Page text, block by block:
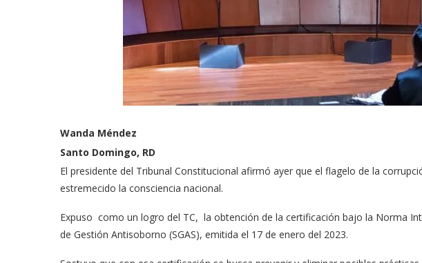
Wanda Méndez
Santo Domingo, RD
El presidente del Tribunal Constitucional afirmó ayer que el flagelo de la
estremecido la consciencia nacional.
Expuso como un logro del TC, la obtención de la certificación bajo la Norma
de Gestión Antisoborno (SGAS), emitida el 17 de enero del 2023.